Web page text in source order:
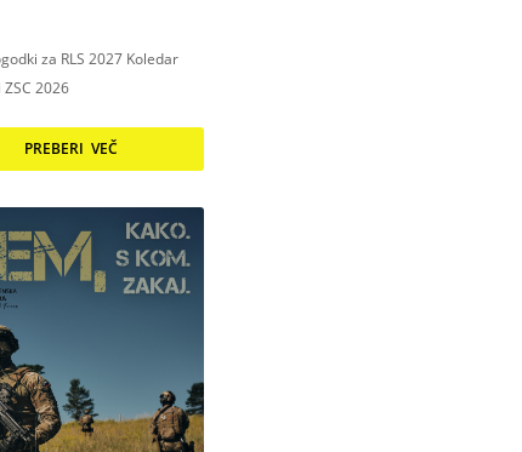
za RLS 2027 Koledar
2026
PREBERI VEČ